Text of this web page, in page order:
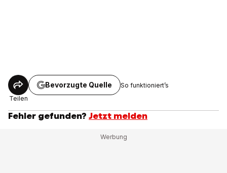
Teilen
Bevorzugte Quelle So funktioniert’s
Fehler gefunden? Jetzt melden